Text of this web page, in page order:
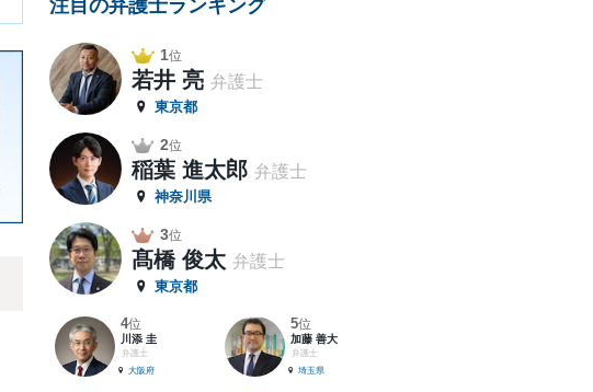
注目の弁護士ランキング
1位
若井 亮 弁護士
東京都
2位
稲葉 進太郎 弁護士
神奈川県
3位
髙橋 俊太 弁護士
東京都
4位
川添 圭
弁護士
大阪府
5位
加藤 善大
弁護士
埼玉県